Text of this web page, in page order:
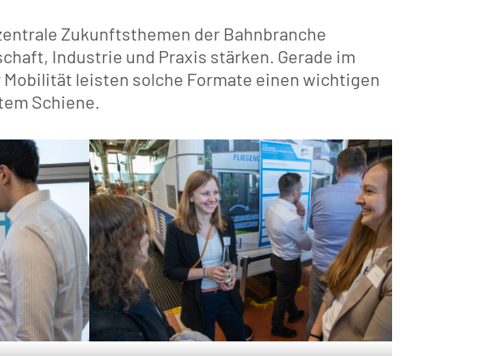
Zukunftsthemen der Bahnbranche
Industrie und Praxis stärken. Gerade im
leisten solche Formate einen wichtigen
Schiene.